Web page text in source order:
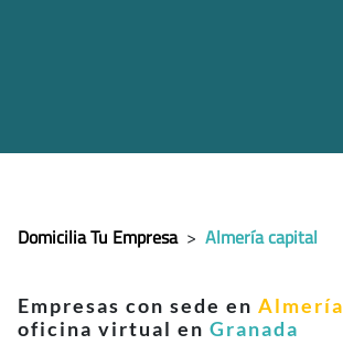
Domicilia Tu Empresa > Almería capital
Empresas con sede en Almería
oficina virtual en Granada